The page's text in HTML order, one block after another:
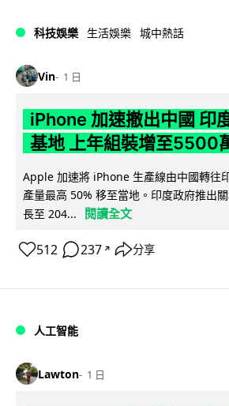
科技娛樂 生活娛樂 城中熱話
Vin 1 日
iPhone 加速撤出中國 印
基地 上年組裝增至5500
Apple 加速將 iPhone 生產線由中國轉往
產量最高 50% 移至當地。印度政府推出
長至 204...
閱讀全文
512 237 ↗ 分享
人工智能
Lawton 1 日